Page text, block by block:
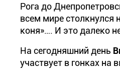
Рога до
всем мире столкнулся
коня»…. И это далеко
На сегодняшний день
участвует в гонках на